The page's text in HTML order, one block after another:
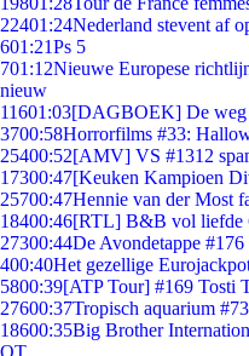
22401:24Nederland stevent af
601:21Ps 5
701:12Nieuwe Europese
nieuw
11601:03[DAGBOEK] De weg
3700:58Horrorfilms #33:
25400:52[AMV] VS #1312
17300:47[Keuken Kampioen
25700:47Hennie van der Most
18400:46[RTL] B&B vol liefde
27300:44De Avondetappe
400:40Het gezellige
5800:39[ATP Tour] #169 Tosti
27600:37Tropisch aquarium
18600:35Big Brother
OT